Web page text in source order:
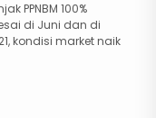
PPNBM 100%
di Juni dan di
kondisi market naik